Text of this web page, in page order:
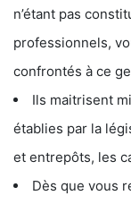
n’étant pas
professionnels,
confrontés à ce
Ils maitrisent
établies par la
et entrepôts, les
Dès que vous